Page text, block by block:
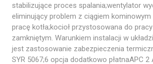
stabilizujące proces spalania;wentylator
eliminujący problem z ciągiem
pracę kotła;kocioł przystosowana do pracy
zamkniętym. Warunkiem instalacji w
jest zastosowanie zabezpieczenia
SYR 5067;6 opcja dodatkowo płatnaAPC 2